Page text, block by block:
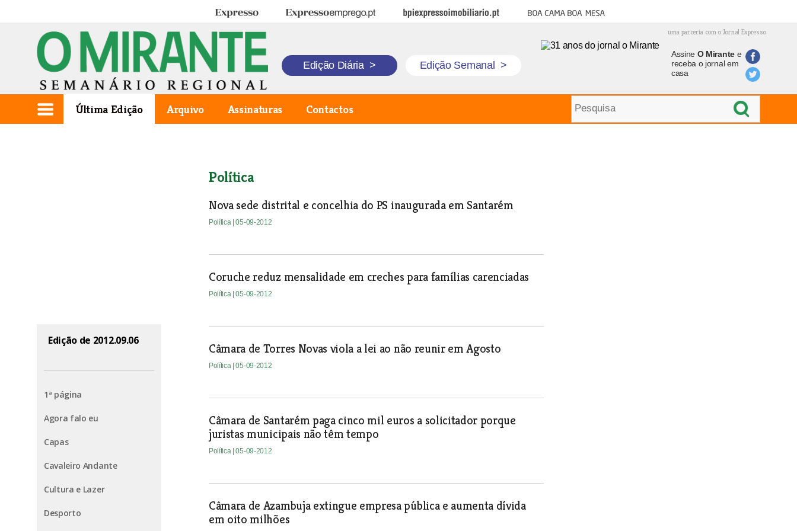
Expresso Expresso Emprego BPI Expresso Imobiliário Boa cama boa mesa
uma parceria com o Jornal Expresso
Edição Diária > Edição Semanal >
Assine O Mirantee
receba o jornal em
casa
Última Edição Arquivo Assinaturas Contactos
Edição de 2012.09.06
1ª página
Agora falo eu
Capas
Cavaleiro Andante
Cultura e Lazer
Desporto
Política
Nova sede distrital e concelhia do PS inaugurada em Santarém
Política | 05-09-2012
Coruche reduz mensalidade em creches para famílias carenciadas
Política | 05-09-2012
Câmara de Torres Novas viola a lei ao não reunir em Agosto
Política | 05-09-2012
Câmara de Santarém paga cinco mil euros a solicitador porque
juristas municipais não têm tempo
Política | 05-09-2012
Câmara de Azambuja extingue empresa pública e aumenta dívida
em oito milhões